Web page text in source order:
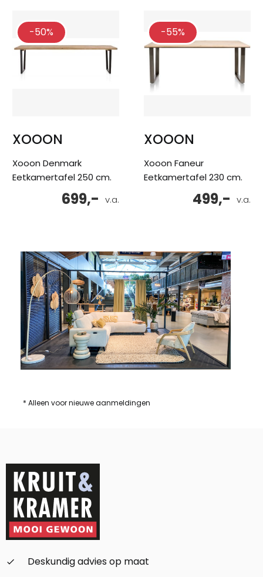
-50%
XOOON
Xooon Denmark
Eetkamertafel 250 cm.
v.a.
699,-
-55%
XOOON
Xooon Faneur
Eetkamertafel 230 cm.
v.a.
499,-
* Alleen voor nieuwe aanmeldingen
check_small
Deskundig advies op maat